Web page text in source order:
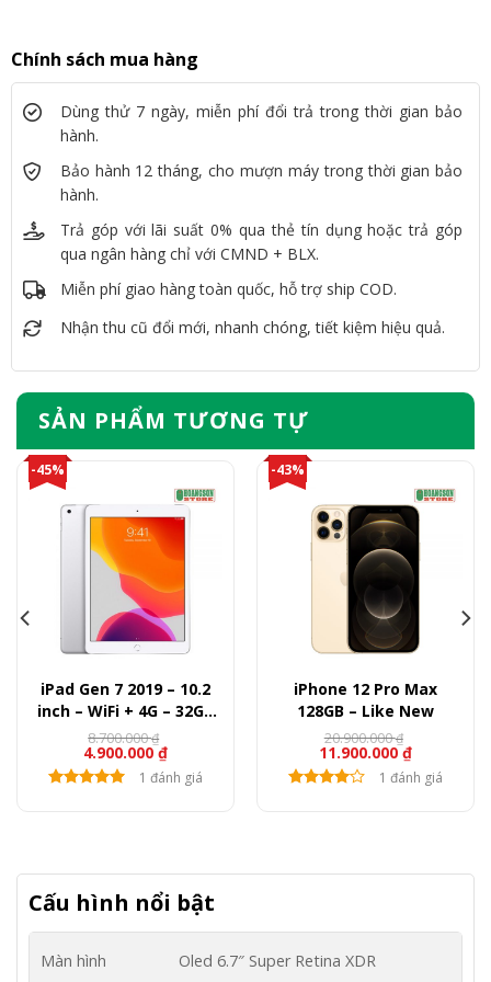
Chính sách mua hàng
Dùng thử 7 ngày, miễn phí đổi trả trong thời gian bảo
hành.
Bảo hành 12 tháng, cho mượn máy trong thời gian bảo
hành.
Trả góp với lãi suất 0% qua thẻ tín dụng hoặc trả góp
qua ngân hàng chỉ với CMND + BLX.
Miễn phí giao hàng toàn quốc, hỗ trợ ship COD.
Nhận thu cũ đổi mới, nhanh chóng, tiết kiệm hiệu quả.
SẢN PHẨM TƯƠNG TỰ
-45%
iPad Gen 7 2019 – 10.2
inch – WiFi + 4G – 32GB
(LikeNew)
4.900.000 ₫
8.700.000₫
1 đánh giá
-43%
iPhone 12 Pro Max
128GB – Like New
11.900.000 ₫
20.900.000₫
1 đánh giá
Cấu hình nổi bật
Màn hình Oled 6.7″ Super Retina XDR